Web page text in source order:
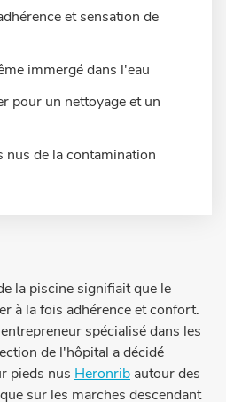
et sensation de
immergé dans l'eau
pour un nettoyage et un
nus de la contamination
la piscine signifiait que le
à la fois adhérence et confort.
spécialisé dans les
de l'hôpital a décidé
pieds nus Heronrib autour des
sur les marches descendant